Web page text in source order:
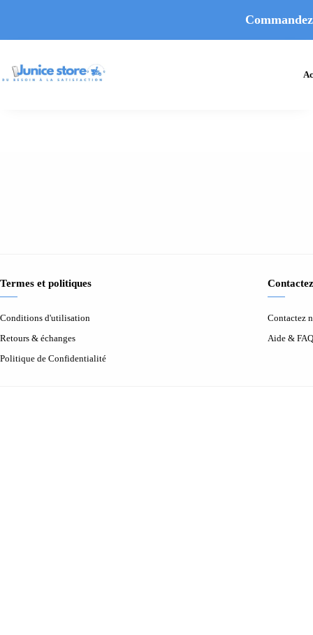
Termes et politiques
Conditions d'utilisation
Retours & échanges
Politique de Confidentialité
Contactez
Aide & FAQ